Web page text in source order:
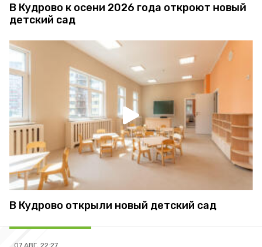
В Кудрово к осени 2026 года откроют новый
детский сад
В Кудрово открыли новый детский сад
07 АВГ, 22:27